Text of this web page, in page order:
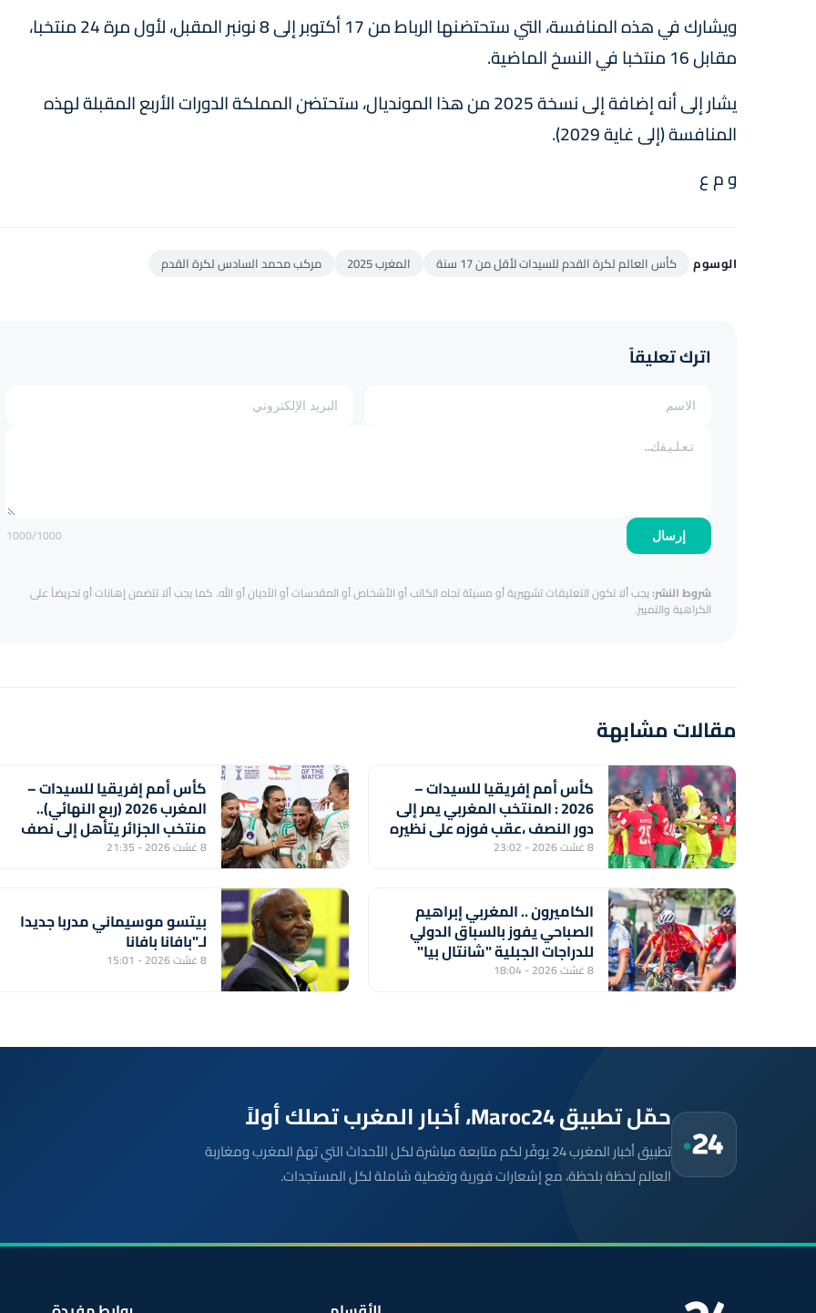
ويشارك في هذه المنافسة، التي ستحتضنها الرباط من 17 أكتوبر إلى 8 نونبر المقبل، لأول مرة 24 منتخبا،
مقابل 16 منتخبا في النسخ الماضية.
يشار إلى أنه إضافة إلى نسخة 2025 من هذا المونديال، ستحتضن المملكة الدورات الأربع المقبلة لهذه
المنافسة (إلى غاية 2029).
و م ع
الوسوم كأس العالم لكرة القدم للسيدات لأقل من 17 سنة المغرب 2025 مركب محمد السادس لكرة القدم
اترك تعليقاً
إرسال 1000/1000
شروط النشر:يجب ألا تكون التعليقات تشهيرية أو مسيئة تجاه الكاتب أو الأشخاص أو المقدسات أو الأديان أو الله. كما يجب ألا تتضمن إهانات أو تحريضاً على
الكراهية والتمييز.
مقالات مشابهة
كأس أمم إفريقيا للسيدات –
2026 : المنتخب المغربي يمر إلى
دور النصف ،عقب فوزه على نظيره
8 غشت 2026 - 23:02
كأس أمم إفريقيا للسيدات –
المغرب 2026 (ربع النهائي)..
منتخب الجزائر يتأهل إلى نصف
النهائي بفوزه على نظيره
8 غشت 2026 - 21:35
الكاميرون .. المغربي إبراهيم
الصباحي يفوز بالسباق الدولي
للدراجات الجبلية "شانتال بيا"
8 غشت 2026 - 18:04
بيتسو موسيماني مدربا جديدا
لـ"بافانا بافانا
8 غشت 2026 - 15:01
حمّل تطبيق Maroc24، أخبار المغرب تصلك أولاً
تطبيق أخبار المغرب 24 يوفّر لكم متابعة مباشرة لكل الأحداث التي تهمّ المغرب ومغاربة
العالم لحظة بلحظة، مع إشعارات فورية وتغطية شاملة لكل المستجدات.